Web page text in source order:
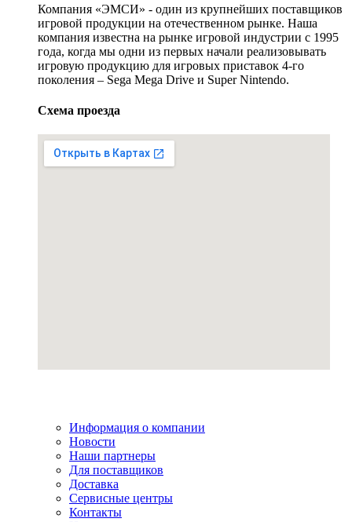
Компания «ЭМСИ» - один из крупнейших поставщиков
игровой продукции на отечественном рынке. Наша
компания известна на рынке игровой индустрии с 1995
года, когда мы одни из первых начали реализовывать
игровую продукцию для игровых приставок 4-го
поколения – Sega Mega Drive и Super Nintendo.
Схема проезда
Информация о компании
Новости
Наши партнеры
Для поставщиков
Доставка
Сервисные центры
Контакты